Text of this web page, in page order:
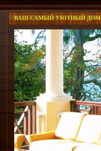
ВАШ САМЫЙ УЮТНЫЙ ДОМ